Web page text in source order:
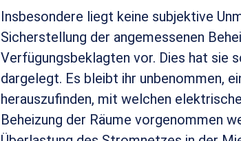
Insbesondere liegt keine subjektive
Sicherstellung der angemessenen
Verfügungsbeklagten vor. Dies hat sie
dargelegt. Es bleibt ihr unbenommen,
herauszufinden, mit welchen
Beheizung der Räume vorgenommen